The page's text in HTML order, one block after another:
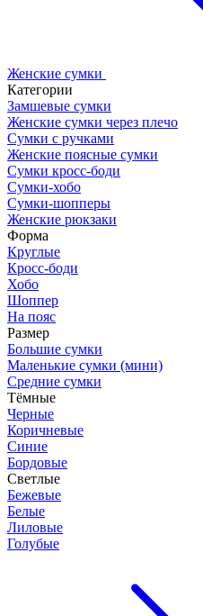
Женские сумки
Категории
Замшевые сумки
Женские сумки через плечо
Сумки с ручками
Женские поясные сумки
Сумки кросс-боди
Сумки-хобо
Сумки-шопперы
Женские рюкзаки
Форма
Круглые
Кросс-боди
Хобо
Шоппер
На пояс
Размер
Большие сумки
Маленькие сумки (мини)
Средние сумки
Тёмные
Черные
Коричневые
Синие
Бордовые
Светлые
Бежевые
Белые
Лиловые
Голубые